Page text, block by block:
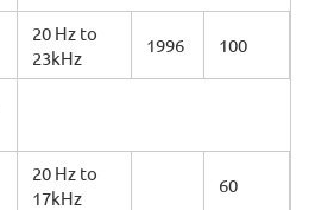
20 Hz to
23kHz
1996 100
20 Hz to
17kHz
60